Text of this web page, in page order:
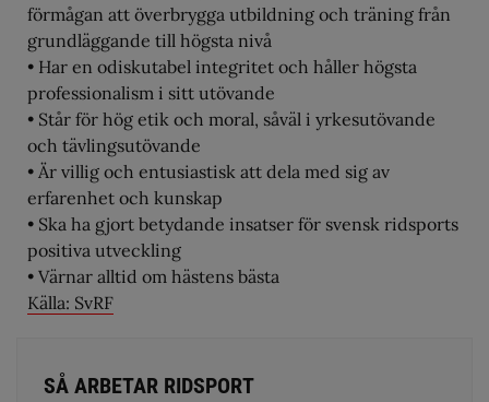
förmågan att överbrygga utbildning och träning från
grundläggande till högsta nivå
• Har en odiskutabel integritet och håller högsta
professionalism i sitt utövande
• Står för hög etik och moral, såväl i yrkesutövande
och tävlingsutövande
• Är villig och entusiastisk att dela med sig av
erfarenhet och kunskap
• Ska ha gjort betydande insatser för svensk ridsports
positiva utveckling
• Värnar alltid om hästens bästa
Källa: SvRF
SÅ ARBETAR RIDSPORT